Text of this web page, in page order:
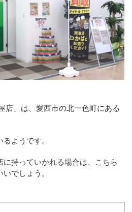
店」は、愛西市の北一色町にある
ようです。
持っていかれる場合は、こちら
でしょう。